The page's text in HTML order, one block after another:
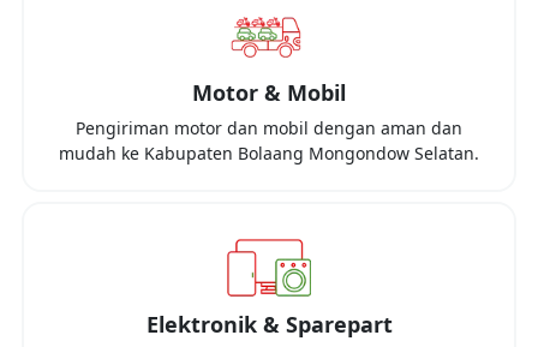
Motor & Mobil
Pengiriman motor dan mobil dengan aman dan
mudah ke Kabupaten Bolaang Mongondow Selatan.
Elektronik & Sparepart